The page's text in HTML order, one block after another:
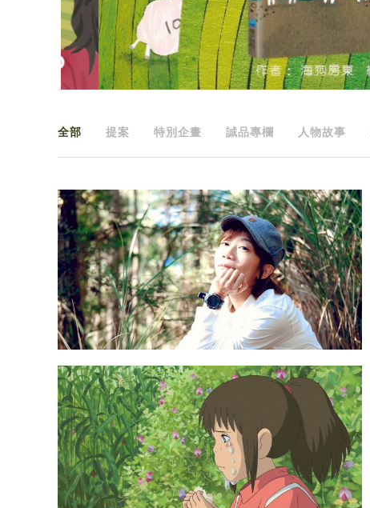
全部 提案 特別企畫 誠品專欄 人物故事